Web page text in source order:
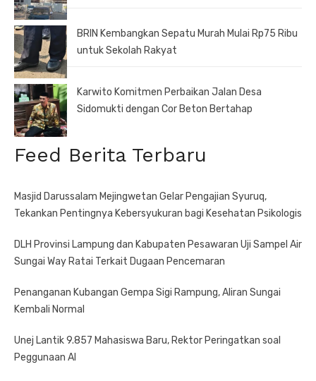
BRIN Kembangkan Sepatu Murah Mulai Rp75 Ribu
untuk Sekolah Rakyat
Karwito Komitmen Perbaikan Jalan Desa
Sidomukti dengan Cor Beton Bertahap
Feed Berita Terbaru
Masjid Darussalam Mejingwetan Gelar Pengajian Syuruq,
Tekankan Pentingnya Kebersyukuran bagi Kesehatan Psikologis
DLH Provinsi Lampung dan Kabupaten Pesawaran Uji Sampel Air
Sungai Way Ratai Terkait Dugaan Pencemaran
Penanganan Kubangan Gempa Sigi Rampung, Aliran Sungai
Kembali Normal
Unej Lantik 9.857 Mahasiswa Baru, Rektor Peringatkan soal
Peggunaan AI